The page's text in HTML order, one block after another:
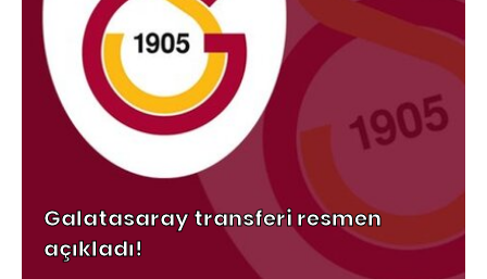
Galatasaray transferi resmen
açıkladı!